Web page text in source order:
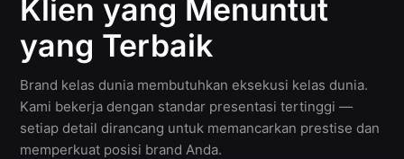
Klien yang Menuntut
yang Terbaik
Brand kelas dunia membutuhkan eksekusi kelas dunia.
Kami bekerja dengan standar presentasi tertinggi —
setiap detail dirancang untuk memancarkan prestise dan
memperkuat posisi brand Anda.